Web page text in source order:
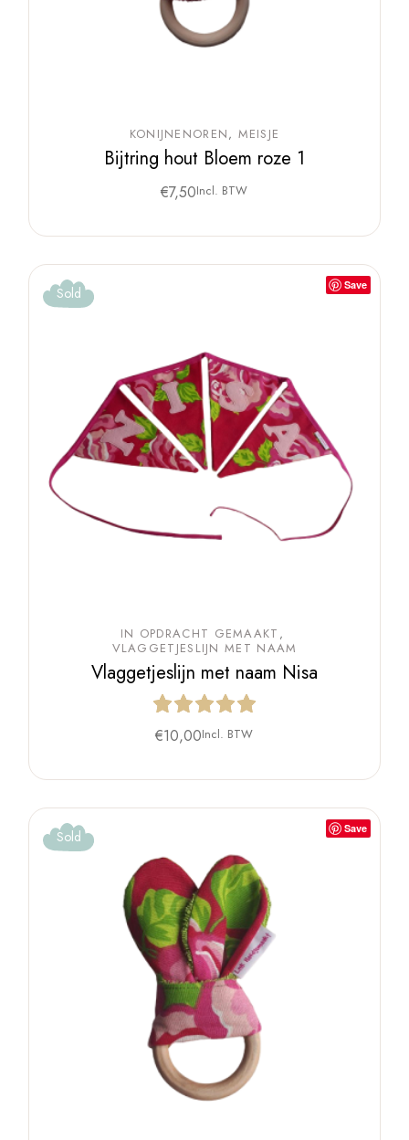
KONIJNENOREN MEISJE
Bijtring hout Bloem roze 1
€7,50Incl. BTW
Save
Sold
IN OPDRACHT GEMAAKT
VLAGGETJESLIJN MET NAAM
Vlaggetjeslijn met naam Nisa
€10,00Incl. BTW
Save
Sold